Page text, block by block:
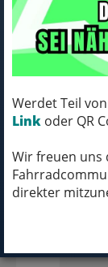
Werdet Teil von
Link oder QR
Wir freuen uns
direkter
123,46 EUR
Bontrager